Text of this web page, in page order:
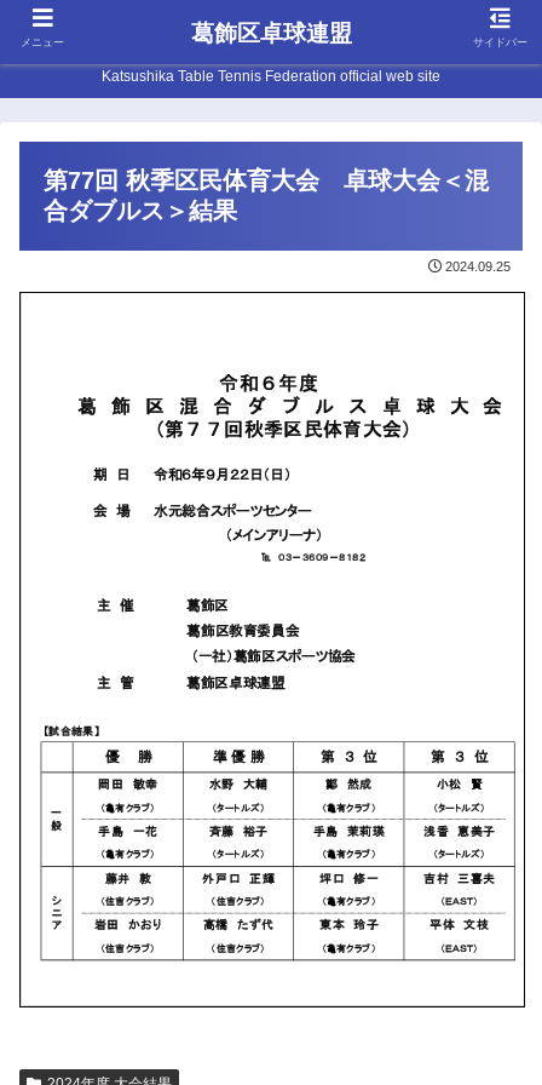
Katsushika Table Tennis Federation official web site
第77回 秋季区民体育大会 卓球大会＜混
合ダブルス＞結果
2024.09.25
メニュー 葛飾区卓球連盟 サイドバー